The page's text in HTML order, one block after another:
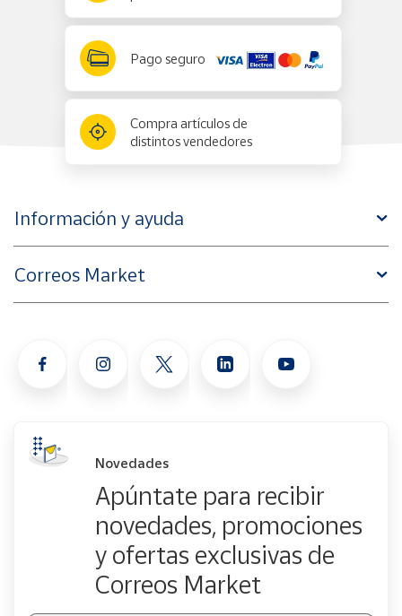
Pago seguro
Compra artículos de
distintos vendedores
Información y ayuda
Correos Market
Novedades
Apúntate para recibir
novedades, promociones
y ofertas exclusivas de
Correos Market